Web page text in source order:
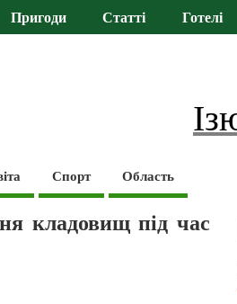
Пригоди Статті Готелі
Спорт Область
кладовищ під час